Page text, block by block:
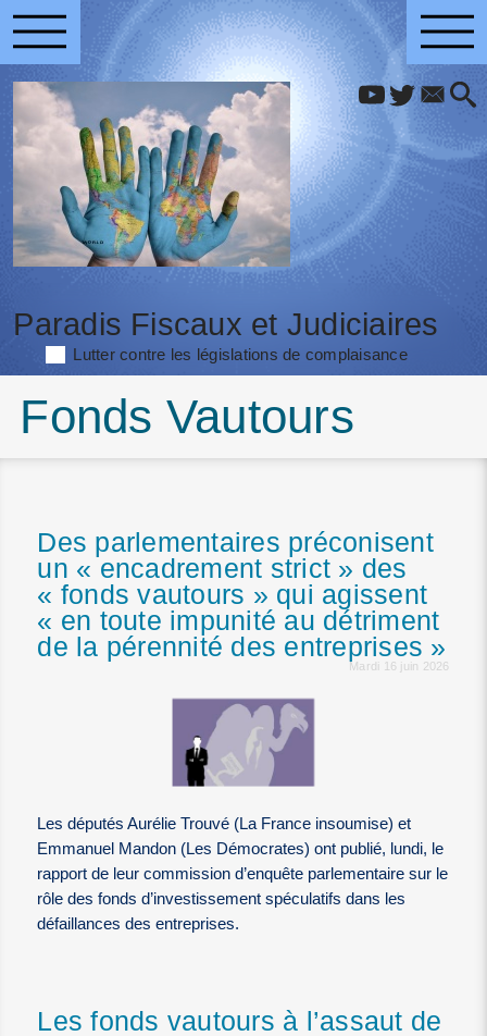
Paradis Fiscaux et Judiciaires
Lutter contre les législations de complaisance
Fonds Vautours
Des parlementaires préconisent
un « encadrement strict » des
« fonds vautours » qui agissent
« en toute impunité au détriment
de la pérennité des entreprises »
Mardi 16 juin 2026
Les députés Aurélie Trouvé (La France insoumise) et
Emmanuel Mandon (Les Démocrates) ont publié, lundi, le
rapport de leur commission d’enquête parlementaire sur le
rôle des fonds d’investissement spéculatifs dans les
défaillances des entreprises.
Les fonds vautours à l’assaut de